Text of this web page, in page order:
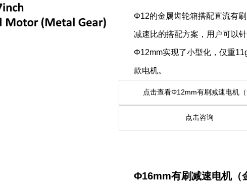
Φ12的金属齿轮箱搭配直流有
减速比的搭配方案，用户可以
Φ12mm实现了小型化，仅重
款电机。
点击查看Φ12mm有刷减速电
点击
Φ16mm有刷减速电机（